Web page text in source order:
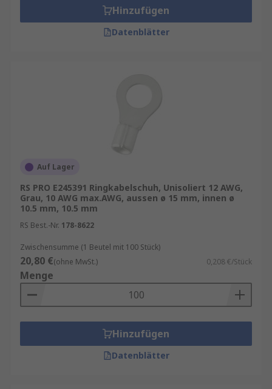
Hinzufügen
Datenblätter
Auf Lager
RS PRO E245391 Ringkabelschuh, Unisoliert 12 AWG,
Grau, 10 AWG max.AWG, aussen ø 15 mm, innen ø
10.5 mm, 10.5 mm
RS Best.-Nr. 178-8622
Zwischensumme (1 Beutel mit 100 Stück)
20,80 €(ohne MwSt.) 0,208 €/Stück
Menge
Hinzufügen
Datenblätter